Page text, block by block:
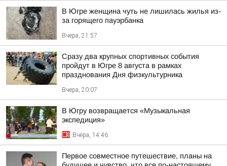
В Югре женщина чуть не лишилась жилья из-
за горящего пауэрбанка
Вчера, 21:57
Сразу два крупных спортивных события
пройдут в Югре 8 августа в рамках
празднования Дня физкультурника
Вчера, 20:07
В Югру возвращается «Музыкальная
экспедиция»
Вчера, 14:46
Первое совместное путешествие, планы на